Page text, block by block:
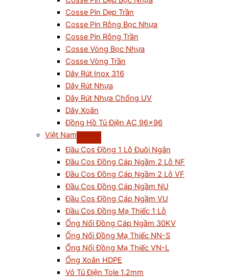
Cosse Pin Dẹp Trần
Cosse Pin Rỗng Bọc Nhựa
Cosse Pin Rỗng Trần
Cosse Vòng Bọc Nhựa
Cosse Vòng Trần
Dây Rút Inox 316
Dây Rút Nhựa
Dây Rút Nhựa Chống UV
Dây Xoắn
Đồng Hồ Tủ Điện AC 96×96
Việt Nam
Đầu Cos Đồng 1 Lỗ Đuôi Ngắn
Đầu Cos Đồng Cáp Ngầm 2 Lỗ NF
Đầu Cos Đồng Cáp Ngầm 2 Lỗ VF
Đầu Cos Đồng Cáp Ngầm NU
Đầu Cos Đồng Cáp Ngầm VU
Đầu Cos Đồng Mạ Thiếc 1 Lỗ
Ống Nối Đồng Cáp Ngầm 30KV
Ống Nối Đồng Mạ Thiếc NN-S
Ống Nối Đồng Mạ Thiếc VN-L
Ống Xoắn HDPE
Vỏ Tủ Điện Tole 1.2mm